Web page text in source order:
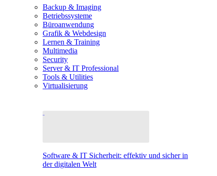
Backup & Imaging
Betriebssysteme
Büroanwendung
Grafik & Webdesign
Lernen & Training
Multimedia
Security
Server & IT Professional
Tools & Utilities
Virtualisierung
Software & IT Sicherheit: effektiv und sicher in
der digitalen Welt